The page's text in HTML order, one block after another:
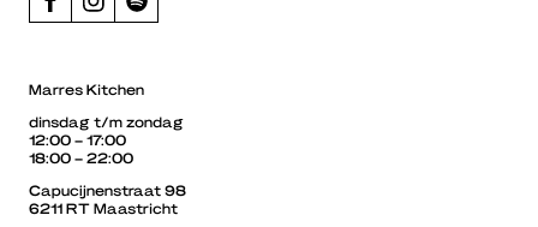
Marres Kitchen
dinsdag t/m zondag
12:00 – 17:00
18:00 – 22:00
Capucijnenstraat 98
6211 RT Maastricht